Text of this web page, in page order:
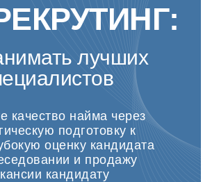
качество найма через
подготовку к
оценку кандидата
и продажу
кандидату
лучших